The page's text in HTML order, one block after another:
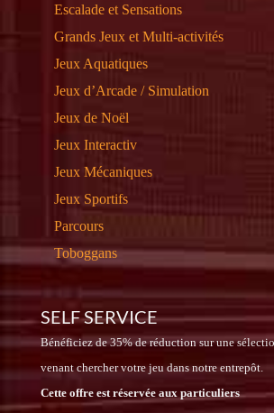
Escalade et Sensations
Grands Jeux et Multi-activités
Jeux Aquatiques
Jeux d’Arcade / Simulation
Jeux de Noël
Jeux Interactiv
Jeux Mécaniques
Jeux Sportifs
Parcours
Toboggans
SELF SERVICE
Bénéficiez de 35% de réduction sur une
venant chercher votre jeu dans notre entrepôt.
Cette offre est réservée aux particuliers